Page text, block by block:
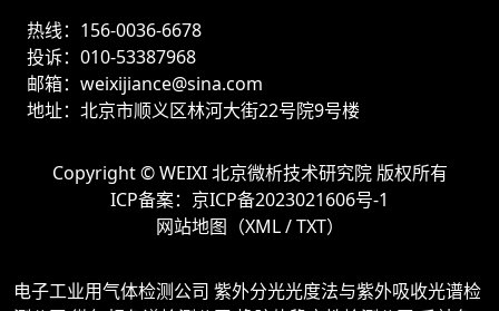
热线：156-0036-6678
投诉：010-53387968
邮箱：weixijiance@sina.com
地址：北京市顺义区林河大街22号院9号楼
Copyright ©WEIXI 北京微析技术研究院版权所有
ICP备案： 京ICP备2023021606号-1
网站地图（XML/TXT）
电子工业用气体检测公司 紫外分光光度法与紫外吸收光谱检